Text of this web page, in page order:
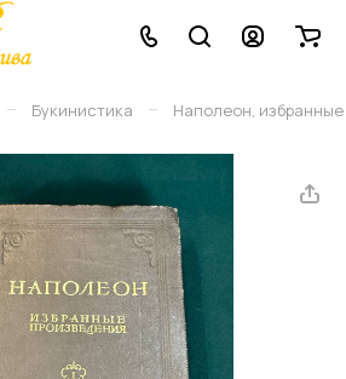
– Букинистика – Наполеон,